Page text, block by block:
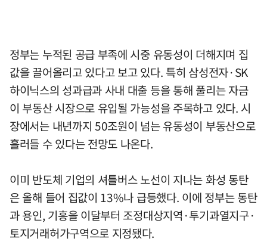
정부는 누적된 공급 부족에 시중 유동성이 더해지며 집
값을 끌어올리고 있다고 보고 있다. 특히 삼성전자·SK
하이닉스의 성과급과 사내 대출 등을 통해 풀리는 자금
이 부동산 시장으로 유입될 가능성을 주목하고 있다. 시
장에서는 내년까지 50조원이 넘는 유동성이 부동산으로
흘러들 수 있다는 전망도 나온다.
이미 반도체 기업의 셔틀버스 노선이 지나는 화성 동탄
은 올해 들어 집값이 13%나 급등했다. 이에 정부는 동탄
과 용인, 기흥을 이달부터 조정대상지역·투기과열지구·
토지거래허가구역으로 지정됐다.